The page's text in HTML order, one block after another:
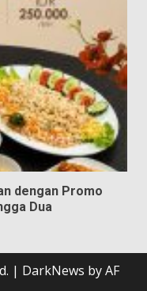
dengan Promo
Dua
| DarkNews by AF